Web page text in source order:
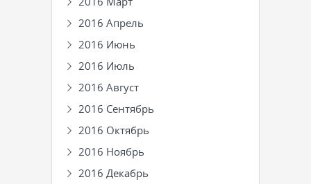
2016 Апрель
2016 Июнь
2016 Июль
2016 Август
2016 Сентябрь
2016 Октябрь
2016 Ноябрь
2016 Декабрь